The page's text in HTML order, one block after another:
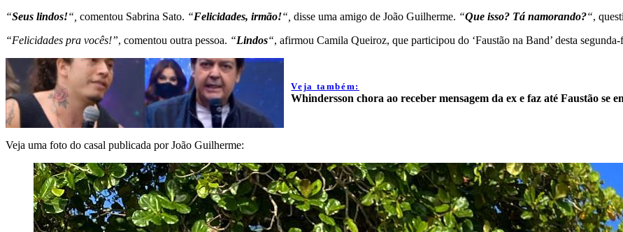
“Seus lindos!“, comentou Sabrina Sato. “Felicidades, irmão!“, disse uma amigo de João Guilherme. “Que isso? Tá namorando?“,
“Felicidades pra vocês!”, comentou outra pessoa. “Lindos“, afirmou Camila Queiroz, que participou do ‘Faustão na Band’ desta
Veja também:
Whindersson chora ao receber mensagem da ex e faz até Faustão se
Veja uma foto do casal publicada por João Guilherme: